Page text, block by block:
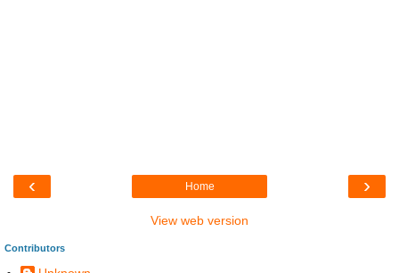
‹ ›
Home
View web version
Contributors